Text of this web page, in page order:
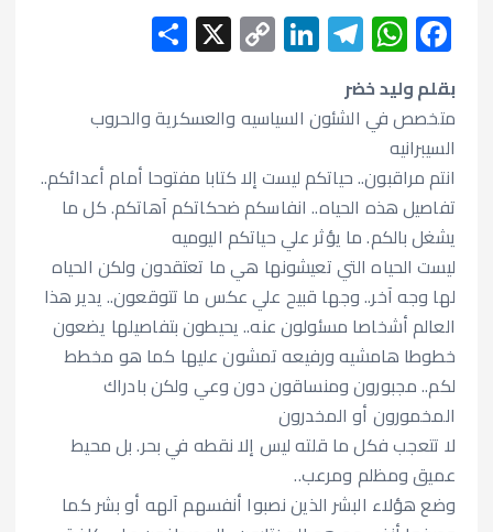
F
ac
e
b
o
o
k
W
h
at
s
A
p
p
T
el
e
gr
a
m
Li
n
ke
dI
n
C
o
p
y
Li
n
k
X
ar
e
بقلم وليد خضر
متخصص في الشئون السياسيه والعسكرية والحروب
السيبرانيه
انتم مراقبون.. حياتكم ليست إلا كتابا مفتوحا أمام أعدائكم..
تفاصيل هذه الحياه.. انفاسكم ضحكاتكم آهاتكم. كل ما
يشغل بالكم. ما يؤثر علي حياتكم اليوميه
ليست الحياه التي تعيشونها هي ما تعتقدون ولكن الحياه
لها وجه آخر.. وجها قبيح علي عكس ما تتوقعون.. يدير هذا
العالم أشخاصا مسئولون عنه.. يحيطون بتفاصيلها يضعون
خطوطا هامشيه ورفيعه تمشون عليها كما هو مخطط
لكم.. مجبورون ومنساقون دون وعي ولكن بادراك
المخمورون أو المخدرون
لا تتعجب فكل ما قلته ليس إلا نقطه في بحر. بل محيط
عميق ومظلم ومرعب..
وضع هؤلاء البشر الذين نصبوا أنفسهم آلهه أو بشر كما